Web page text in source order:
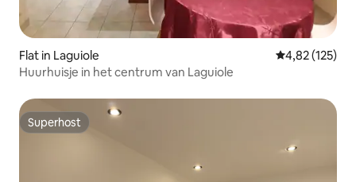
Flat in Laguiole Gemiddelde
4,82 (125)
Huurhuisje in het centrum van Laguiole
Superhost
Superhost